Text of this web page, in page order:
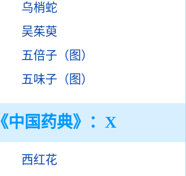
乌梢蛇
吴茱萸
五倍子（图）
五味子（图）
《中国药典》：X
西红花